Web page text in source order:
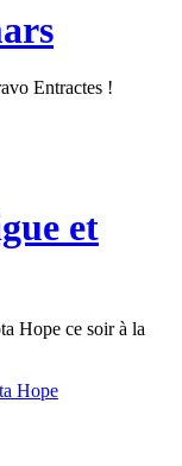
Entractes !
et
Hope ce soir à la
Hope